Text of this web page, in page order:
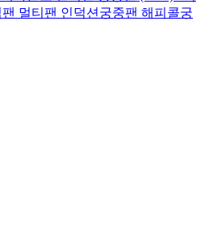
멀티팬 인덕션궁중팬 해피콜궁